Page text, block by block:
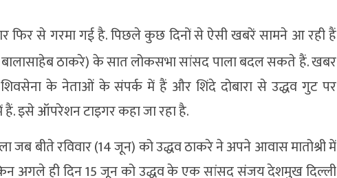
बार फिर से गरमा गई है. पिछले कुछ दिनों से ऐसी खबरें सामने आ रही हैं
बालासाहेब ठाकरे) के सात लोकसभा सांसद पाला बदल सकते हैं. खबर
के नेताओं के संपर्क में हैं और शिंदे दोबारा से उद्धव गुट पर
इसे ऑपरेशन टाइगर कहा जा रहा है.
जब बीते रविवार (14 जून) को उद्धव ठाकरे ने अपने आवास मातोश्री में
अगले ही दिन 15 जून को उद्धव के एक सांसद संजय देशमुख दिल्ली